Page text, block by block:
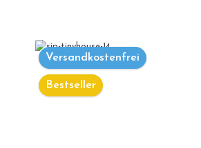
Versandkostenfrei
Bestseller